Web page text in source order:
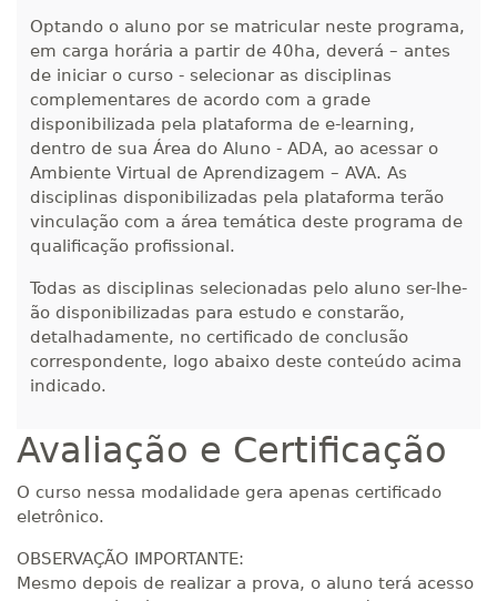
300 H 38 dias 120dias
Matricular
320 H 40 dias 120dias
R$ 1.586,20
Matricular
340 H 43dias 120dias
R$ 1.685,33
Matricular
360 H 45dias 120dias
380 H dias
R$ 1.883,61
400 H 50 dias 150dias
R$ 1.982,74
Matricular
420 H 53 dias 150
Optando o aluno por se matricular neste programa,
em carga horária a partir de 40ha, deverá – antes
de iniciar o curso - selecionar as disciplinas
complementares de acordo com a grade
disponibilizada pela plataforma de e-learning,
dentro de sua Área do Aluno - ADA, ao acessar o
Ambiente Virtual de Aprendizagem – AVA. As
disciplinas disponibilizadas pela plataforma terão
vinculação com a área temática deste programa de
qualificação profissional.
Todas as disciplinas selecionadas pelo aluno ser-lhe-
ão disponibilizadas para estudo e constarão,
detalhadamente, no certificado de conclusão
correspondente, logo abaixo deste conteúdo acima
indicado.
Avaliação e Certificação
O curso nessa modalidade gera apenas certificado
eletrônico.
OBSERVAÇÃO IMPORTANTE:
Mesmo depois de realizar a prova, o aluno terá acesso